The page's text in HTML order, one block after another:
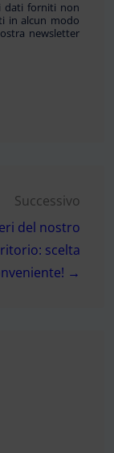
i dati forniti non
in alcun modo
newsletter
Successivo
del nostro
scelta
→